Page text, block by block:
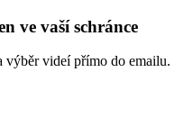
ve vaší schránce
výběr videí přímo do emailu.